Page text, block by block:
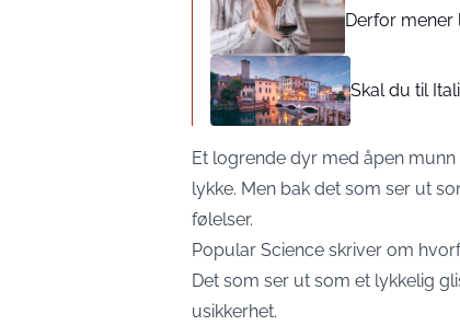
Derfor
Skal du til
Et logrende dyr med åpen
lykke. Men bak det som ser ut
følelser.
Popular Science skriver om
Det som ser ut som et lykkelig
usikkerhet.